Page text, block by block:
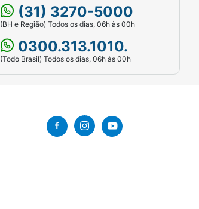
(31) 3270-5000
(BH e Região) Todos os dias, 06h às 00h
0300.313.1010.
(Todo Brasil) Todos os dias, 06h às 00h